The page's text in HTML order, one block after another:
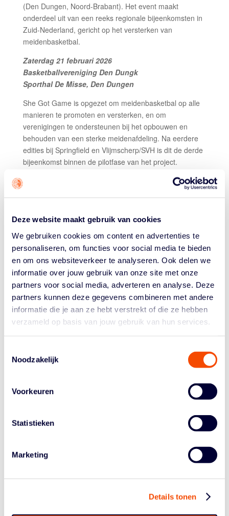
Deze website maakt gebruik van cookies
We gebruiken cookies om content en advertenties te
personaliseren, om functies voor social media te bieden
en om ons websiteverkeer te analyseren. Ook delen we
informatie over jouw gebruik van onze site met onze
partners voor social media, adverteren en analyse. Deze
partners kunnen deze gegevens combineren met andere
informatie die je aan ze hebt verstrekt of die ze hebben
verzameld op basis van jouw gebruik van hun services.
Noodzakelijk
Voorkeuren
Statistieken
Marketing
Details tonen
(Den Dungen, Noord-Brabant). Het event maakt
onderdeel uit van een reeks regionale bijeenkomsten in
Zuid-Nederland, gericht op het versterken van
meidenbasketbal.
Zaterdag 21 februari 2026
Basketballvereniging Den Dungk
Sporthal De Misse, Den Dungen
She Got Game is opgezet om meidenbasketbal op alle
manieren te promoten en versterken, en om
verenigingen te ondersteunen bij het opbouwen en
behouden van een sterke meidenafdeling. Na eerdere
edities bij Springfield en Vlijmscherp/SVH is dit de derde
bijeenkomst binnen de pilotfase van het project.
PROGRAMMA
Het programma bij Den Dungk bestaat uit meerdere
en met U12 wordt een clinic georganiseerd waarin
spelplezier en het aanleren van basisvaardigheden
centraal staan. Trainers kunnen deelnemen aan een
aparte trainersclinic, met aandacht voor het begeleiden
en ontwikkelen van meiden binnen het basketbal. De
dag wordt afgesloten met een toernooi voor U14 tot en
met U18, waarin wedstrijdvormen en samenwerking
centraal staan.
Met She Got Game zet de NBB in op structurele groei
bijvoorbeeld óók een clinic in Amsterdam. Door
regionale events te organiseren en clubs actief te
begeleiding en een duurzame basis voor de toekomst.
deelnemen aan het programma. Meer informatie over
She Got Game en komende edities is beschikbaar via
de kanalen van de betrokken verenigingen en de NBB.
ONTWIKKELING STIMULEREN
Mieke van der Steen: bestuurslid bij Den Dungk: “We
jaar hadden we voor het eerst een meidenteam en